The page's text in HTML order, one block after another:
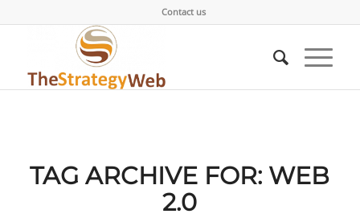
Contact us
TAG ARCHIVE FOR: WEB
2.0